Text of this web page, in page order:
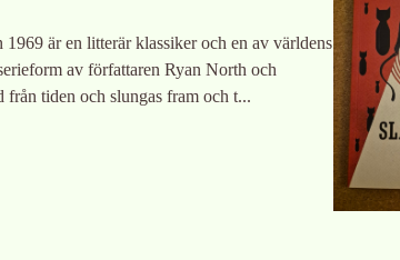
är en litterär klassiker och en av världens
av författaren Ryan North och
tiden och slungas fram och t...